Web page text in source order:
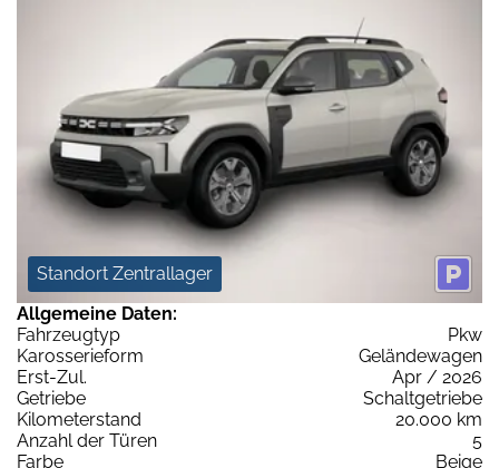
Standort Zentrallager
Allgemeine Daten:
Fahrzeugtyp
Pkw
Karosserieform
Geländewagen
Erst-Zul.
Apr / 2026
Getriebe
Schaltgetriebe
Kilometerstand
20.000 km
Anzahl der Türen
5
Farbe
Beige